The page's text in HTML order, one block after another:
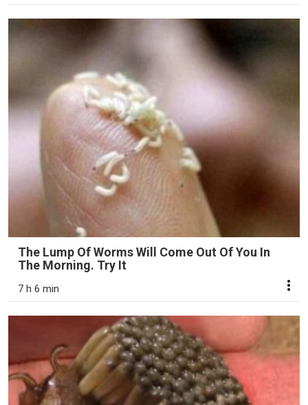
The Lump Of Worms Will Come Out Of You In
The Morning. Try It
7 h 6 min